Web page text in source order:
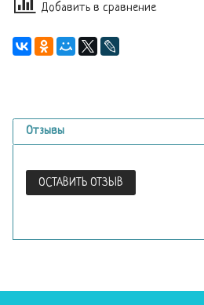
Добавить в сравнение
Отзывы
ОСТАВИТЬ ОТЗЫВ